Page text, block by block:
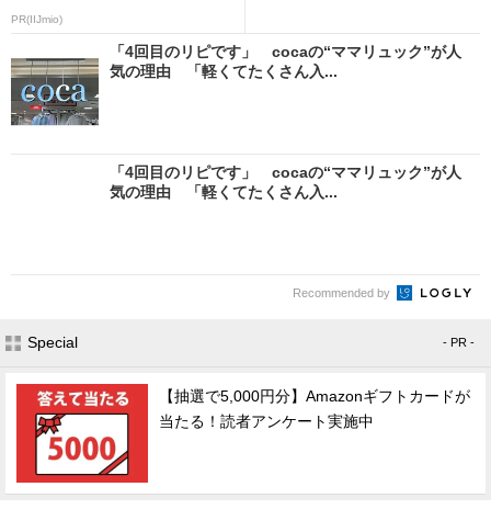
PR(IIJmio)
「4回目のリピです」 cocaの“ママリュック”が人
気の理由 「軽くてたくさん入...
「4回目のリピです」 cocaの“ママリュック”が人
気の理由 「軽くてたくさん入...
Recommended by
Special - PR -
【抽選で5,000円分】Amazonギフトカードが
当たる！読者アンケート実施中